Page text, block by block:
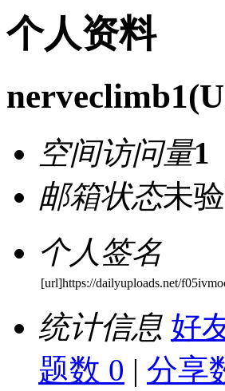
个人资料
nerveclimb1
空间访问量1
邮箱状态未
个人签名
[url]https://dailyuploads.net/
统计信息 好
题数 0 | 分享